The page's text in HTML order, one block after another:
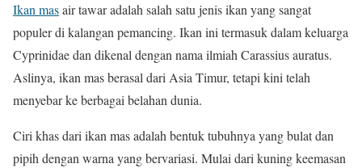
Ikan masair tawar adalah salah satu jenis ikan yang sangat
populer di kalangan pemancing. Ikan ini termasuk dalam keluarga
Cyprinidae dan dikenal dengan nama ilmiah Carassius auratus.
Aslinya, ikan mas berasal dari Asia Timur, tetapi kini telah
menyebar ke berbagai belahan dunia.
Ciri khas dari ikan mas adalah bentuk tubuhnya yang bulat dan
pipih dengan warna yang bervariasi. Mulai dari kuning keemasan